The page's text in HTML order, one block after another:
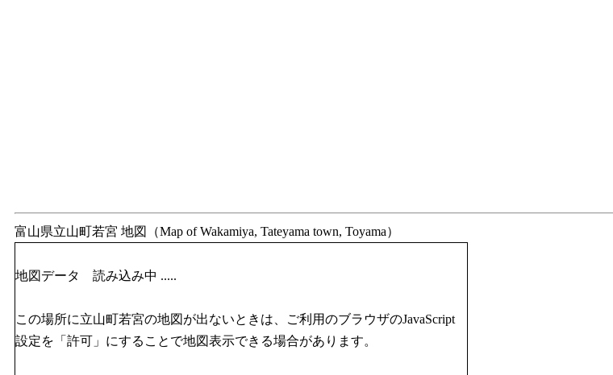
富山県立山町若宮 地図（Map of Wakamiya, Tateyama town, Toyama）
地図データ 読み込み中 .....
この場所に立山町若宮の地図が出ないときは、ご利用のブラウザのJavaScript
設定を「許可」にすることで地図表示できる場合があります。